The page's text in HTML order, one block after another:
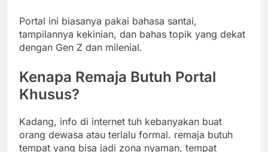
Portal ini biasanya pakai bahasa santai,
tampilannya kekinian, dan bahas topik yang dekat
dengan Gen Z dan milenial.
Kenapa Remaja Butuh Portal
Khusus?
Kadang, info di internet tuh kebanyakan buat
orang dewasa atau terlalu formal. remaja butuh
tempat yang bisa jadi zona nyaman, tempat